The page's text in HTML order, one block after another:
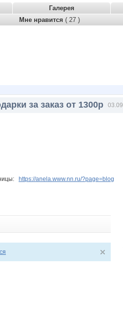
Галерея
Мне нравится ( 27 )
за заказ от 1300р
https://anela.www.nn.ru/?page=blog